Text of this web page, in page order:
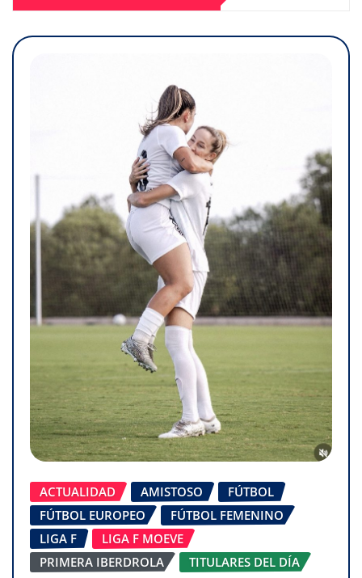
ACTUALIDAD AMISTOSO
FÚTBOL
FÚTBOL EUROPEO
FÚTBOL FEMENINO
LIGA F
LIGA F MOEVE
PRIMERA IBERDROLA
TITULARES DEL DÍA